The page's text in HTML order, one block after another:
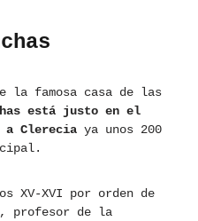
la famosa casa de las
está justo en el
Clerecia ya unos 200
XV-XVI por orden de
profesor de la